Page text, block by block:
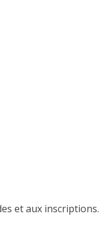
et aux inscriptions.